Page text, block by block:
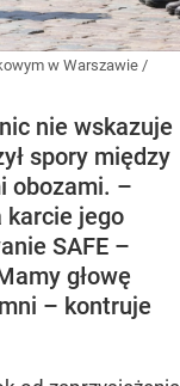
w Warszawie /
nie wskazuje
spory między
obozami. –
karcie jego
SAFE –
głowę
– kontruje